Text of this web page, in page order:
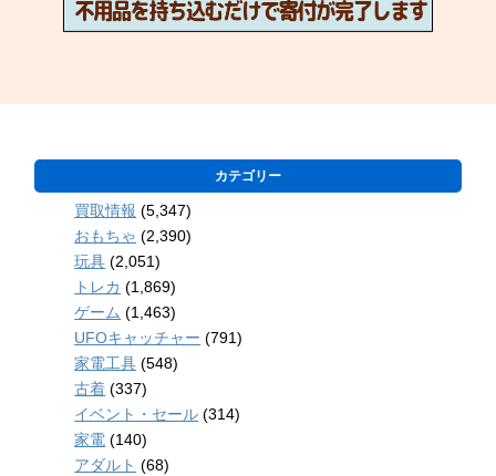
カテゴリー
買取情報 (5,347)
おもちゃ (2,390)
玩具 (2,051)
トレカ (1,869)
ゲーム (1,463)
UFOキャッチャー (791)
家電工具 (548)
古着 (337)
イベント・セール (314)
家電 (140)
アダルト (68)